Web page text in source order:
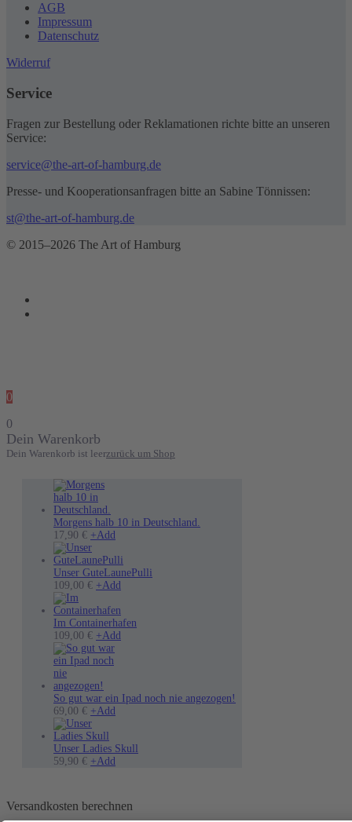
AGB
Impressum
Datenschutz
Widerruf
Service
Fragen zur Bestellung oder Reklamationen richte bitte an unseren
Service:
service@the-art-of-hamburg.de
Presse- und Kooperationsanfragen bitte an Sabine Tönnissen:
st@the-art-of-hamburg.de
© 2015–2026 The Art of Hamburg
0
0
Dein Warenkorb
Dein Warenkorb ist leerzurück um Shop
Morgens halb 10 in Deutschland.
17,90 € +Add
Unser GuteLaunePulli
109,00 € +Add
mehrere
auf
werden
Im Containerhafen
109,00 € +Add
auf.
auf
So gut war ein Ipad noch nie angezogen!
69,00 € +Add
mehrere
können
Unser Ladies Skull
59,90 € +Add
Varianten
Versandkosten berechnen